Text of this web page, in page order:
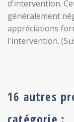
d'intervention.
généralement
appréciations
l'intervention.
16 autres